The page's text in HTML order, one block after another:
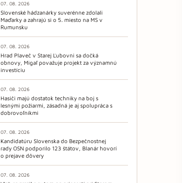
07. 08. 2026
Slovenské hádzanárky suverénne zdolali
Maďarky a zahrajú si o 5. miesto na MS v
Rumunsku
07. 08. 2026
Hrad Plaveč v Starej Ľubovni sa dočká
obnovy, Migaľ považuje projekt za významnú
investíciu
07. 08. 2026
Hasiči majú dostatok techniky na boj s
lesnými požiarmi, zásadná je aj spolupráca s
dobrovoľníkmi
07. 08. 2026
Kandidatúru Slovenska do Bezpečnostnej
rady OSN podporilo 123 štátov, Blanár hovorí
o prejave dôvery
07. 08. 2026